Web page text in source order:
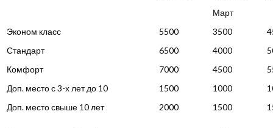
Март
Эконом класс
5500 3500
Стандарт
6500 4000
Комфорт
7000 4500
Доп. место с 3-х лет до 10
1500 1000
Доп. место свыше 10 лет
2000 1500